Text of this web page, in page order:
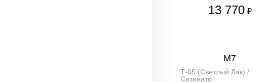
13 770 ₽
М7
Т-05 (Светлый Лак) /
Сатинато